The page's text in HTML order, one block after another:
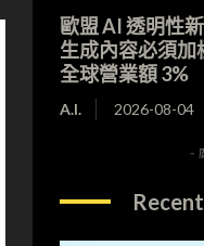
歐盟 AI 透明性
生成內容必須
全球營業額 3%
A.I. 2026-08-04
-